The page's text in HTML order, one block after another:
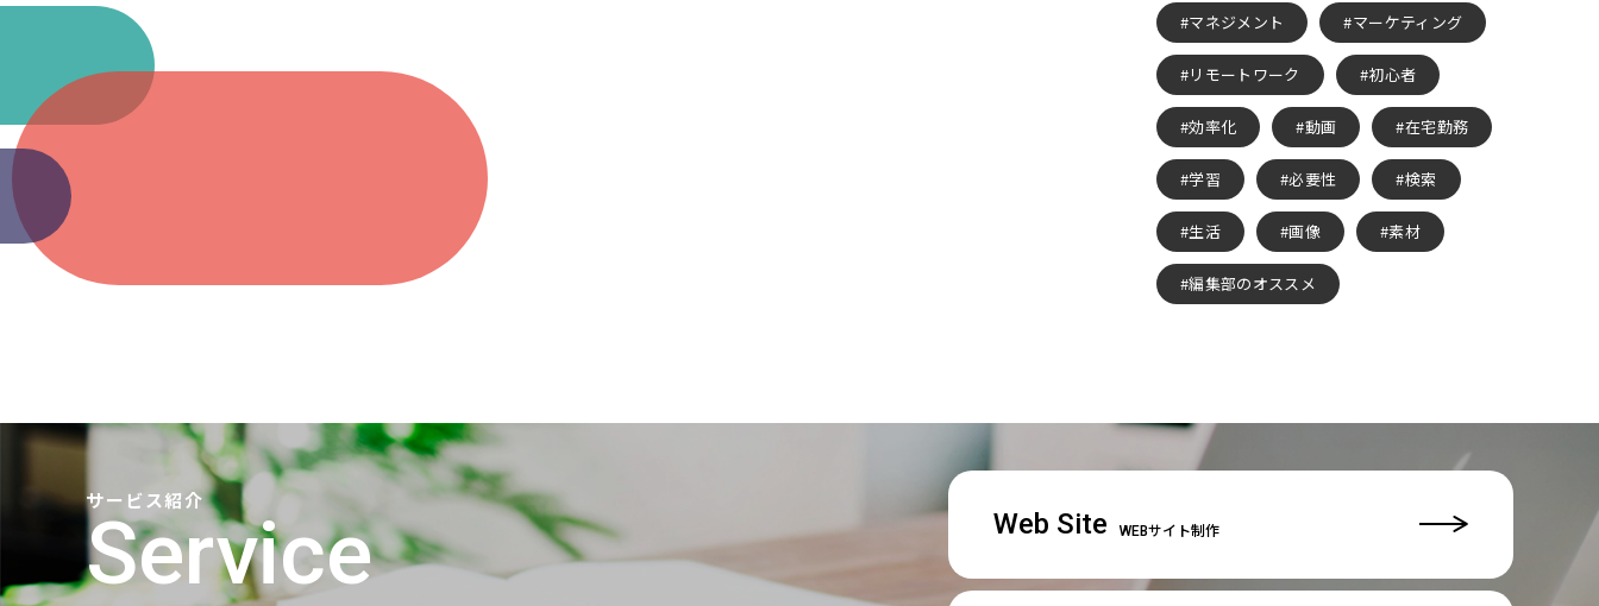
マネジメント マーケティング
リモートワーク 初心者
効率化 動画 在宅勤務
学習 必要性 検索
生活 画像 素材
編集部のオススメ
サービス紹介
Service Web Site WEBサイト制作